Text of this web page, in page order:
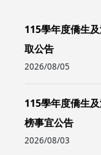
115學年度僑生
取公告
2026/08/05
115學年度僑生
榜事宜公告
2026/08/03